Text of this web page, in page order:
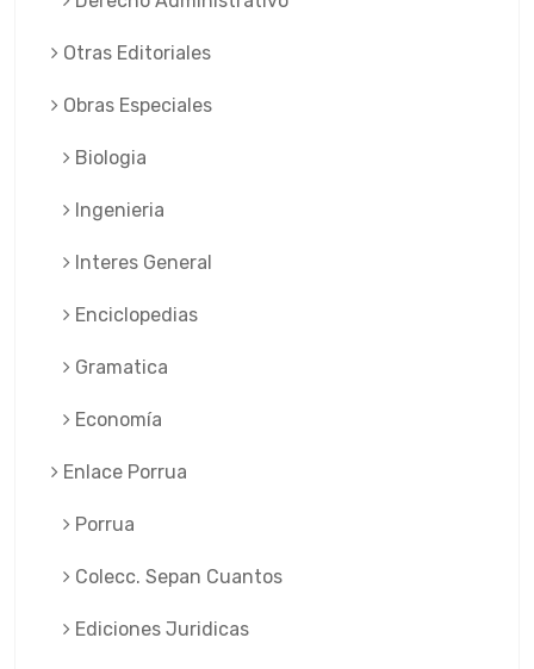
Otras Editoriales
Obras Especiales
Biologia
Ingenieria
Interes General
Enciclopedias
Gramatica
Economía
Enlace Porrua
Porrua
Colecc. Sepan Cuantos
Ediciones Juridicas